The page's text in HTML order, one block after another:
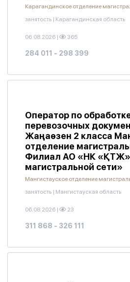
Карагандинское отделение
занятость | Карагандинская область
06.08.2026 | 365
284 011 - 298 399
Оператор по
перевозочных
Жаңаөзен 2 класса
отделение
Филиал АО «НК
магистральной сети»
Мангистауское отделение
занятость | Мангистауская область
06.08.2026 | 23
311 868 - 326 111